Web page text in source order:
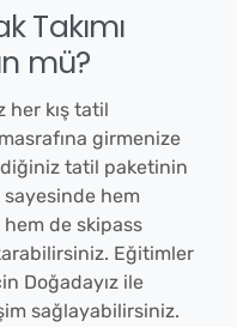
Takımı
mü?
her kış tatil
girmenize
tatil paketinin
hem
de skipass
Eğitimler
Doğadayız ile
sağlayabilirsiniz.